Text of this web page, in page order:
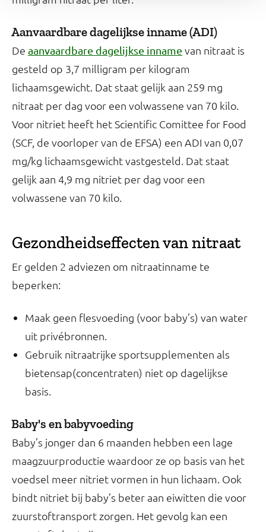
Aanvaardbare dagelijkse inname (ADI)
De aanvaardbare dagelijkse inname van nitraat is
gesteld op 3,7 milligram per kilogram
lichaamsgewicht. Dat staat gelijk aan 259 mg
nitraat per dag voor een volwassene van 70 kilo.
Voor nitriet heeft het Scientific Comittee for Food
(SCF, de voorloper van de EFSA) een ADI van 0,07
mg/kg lichaamsgewicht vastgesteld. Dat staat
gelijk aan 4,9 mg nitriet per dag voor een
volwassene van 70 kilo.
Gezondheidseffecten van nitraat
Er gelden 2 adviezen om nitraatinname te
beperken:
Maak geen flesvoeding (voor baby’s) van water
uit privébronnen.
Gebruik nitraatrijke sportsupplementen als
bietensap(concentraten) niet op dagelijkse
basis.
Baby's en babyvoeding
Baby’s jonger dan 6 maanden hebben een lage
maagzuurproductie waardoor ze op basis van het
voedsel meer nitriet vormen in hun lichaam. Ook
bindt nitriet bij baby’s beter aan eiwitten die voor
zuurstoftransport zorgen. Het gevolg kan een